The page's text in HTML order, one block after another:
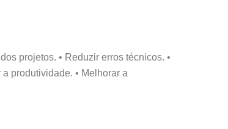
projetos. • Reduzir erros técnicos. •
produtividade. • Melhorar a